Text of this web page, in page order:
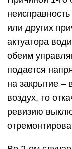
или других
актуатора
обеим
подается
на закрытие –
воздух, то
ревизию